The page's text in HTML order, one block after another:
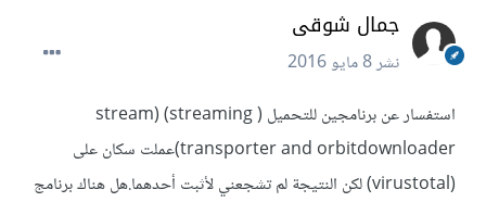
جمال شوقى
نشر8 مايو 2016
استفسار عن برنامجين للتحميل ( streaming) (stream
transporter and orbitdownloader)عملت سكان على
(virustotal) لكن النتيجة لم تشجعني لأثبت أحدهما.هل هناك برنامج